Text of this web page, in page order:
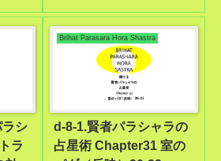
質59-60
シ
ラ
Brihat Parasara Hora Shastra
d-8-1.賢者パラシャラの
占星術 Chapter31 室の